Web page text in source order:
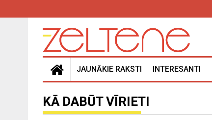
JAUNĀKIE RAKSTI INTERESANTI
KĀ DABŪT VĪRIETI